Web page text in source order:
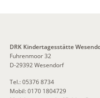
DRK Kindertagesstätte
Fuhrenmoor 32
D-29392 Wesendorf
Tel.: 05376 8734
Mobil: 0170 1804729